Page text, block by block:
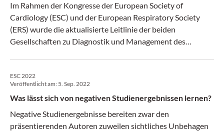
Im Rahmen der Kongresse der European Society of
Cardiology (ESC) und der European Respiratory Society
(ERS) wurde die aktualisierte Leitlinie der beiden
Gesellschaften zu Diagnostik und Management des
Änderungen im Vergleich zum Vorgängerdokument
beginnen bereits beim Schwellenwert für die Diagnose
einer PH.
ESC 2022
Veröffentlicht am: 5. Sep. 2022
Was lässt sich von negativen Studienergebnissen lernen?
Negative Studienergebnisse bereiten zwar den
präsentierenden Autoren zuweilen sichtliches Unbehagen